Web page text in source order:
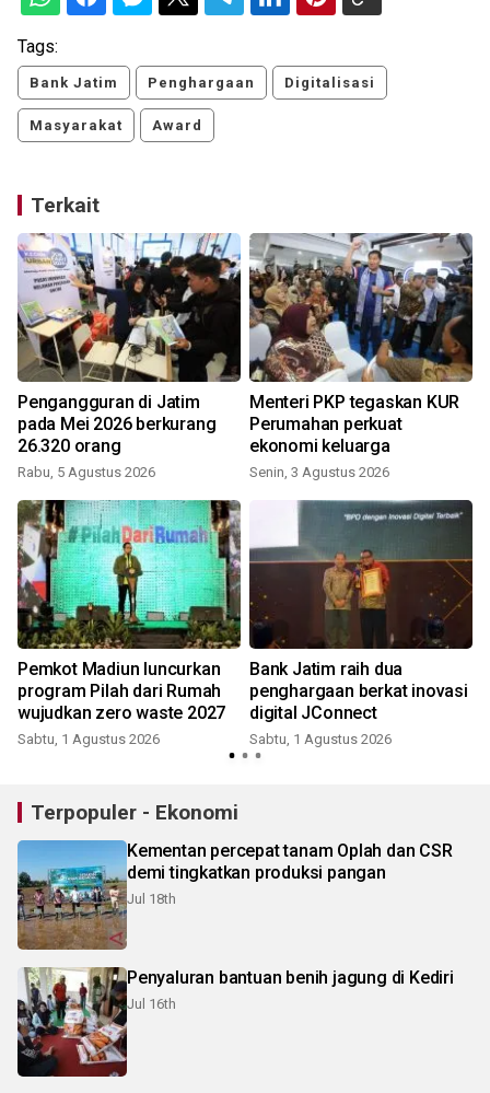
Tags:
Bank Jatim Penghargaan Digitalisasi
Masyarakat Award
Terkait
Pengangguran di Jatim
pada Mei 2026 berkurang
26.320 orang
Rabu, 5 Agustus 2026
Menteri PKP tegaskan KUR
Perumahan perkuat
ekonomi keluarga
Senin, 3 Agustus 2026
Pemkot Madiun luncurkan
program Pilah dari Rumah
wujudkan zero waste 2027
Sabtu, 1 Agustus 2026
Bank Jatim raih dua
penghargaan berkat inovasi
digital JConnect
Sabtu, 1 Agustus 2026
Terpopuler - Ekonomi
Kementan percepat tanam Oplah dan CSR
demi tingkatkan produksi pangan
Jul 18th
Penyaluran bantuan benih jagung di Kediri
Jul 16th